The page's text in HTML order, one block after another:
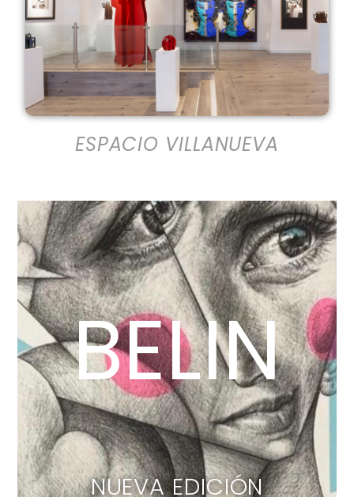
ESPACIO VILLANUEVA
BELIN
NUEVA EDICIÓN